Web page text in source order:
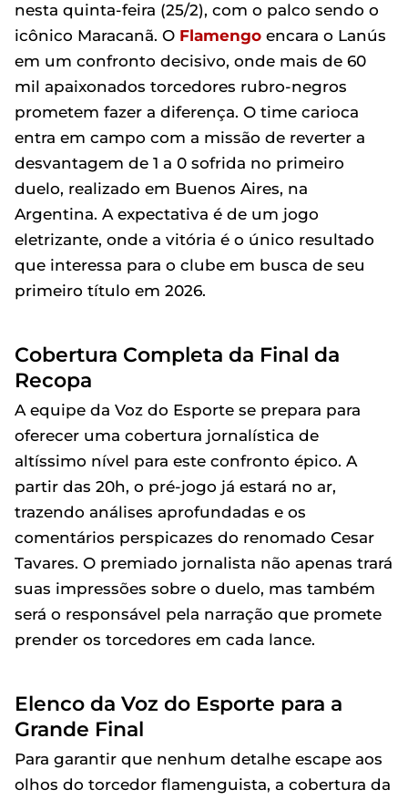
nesta quinta-feira (25/2), com o palco sendo o
icônico Maracanã. O Flamengo encara o Lanús
em um confronto decisivo, onde mais de 60
mil apaixonados torcedores rubro-negros
prometem fazer a diferença. O time carioca
entra em campo com a missão de reverter a
desvantagem de 1 a 0 sofrida no primeiro
duelo, realizado em Buenos Aires, na
Argentina. A expectativa é de um jogo
eletrizante, onde a vitória é o único resultado
que interessa para o clube em busca de seu
primeiro título em 2026.
Cobertura Completa da Final da
Recopa
A equipe da Voz do Esporte se prepara para
oferecer uma cobertura jornalística de
altíssimo nível para este confronto épico. A
partir das 20h, o pré-jogo já estará no ar,
trazendo análises aprofundadas e os
comentários perspicazes do renomado Cesar
Tavares. O premiado jornalista não apenas trará
suas impressões sobre o duelo, mas também
será o responsável pela narração que promete
prender os torcedores em cada lance.
Elenco da Voz do Esporte para a
Grande Final
Para garantir que nenhum detalhe escape aos
olhos do torcedor flamenguista, a cobertura da